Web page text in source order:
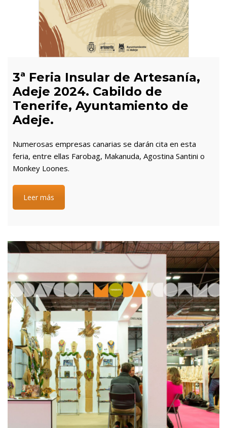
3ª Feria Insular de Artesanía,
Adeje 2024. Cabildo de
Tenerife, Ayuntamiento de
Adeje.
Numerosas empresas canarias se darán cita en esta
feria, entre ellas Farobag, Makanuda, Agostina Santini o
Monkey Loones.
Leer más